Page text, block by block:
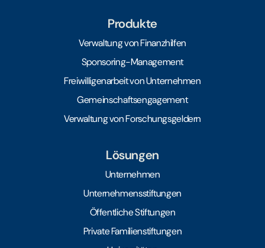
Produkte
Verwaltung von Finanzhilfen
Sponsoring-Management
Freiwilligenarbeit von Unternehmen
Gemeinschaftsengagement
Verwaltung von Forschungsgeldern
Lösungen
Unternehmen
Unternehmensstiftungen
Öffentliche Stiftungen
Private Familienstiftungen